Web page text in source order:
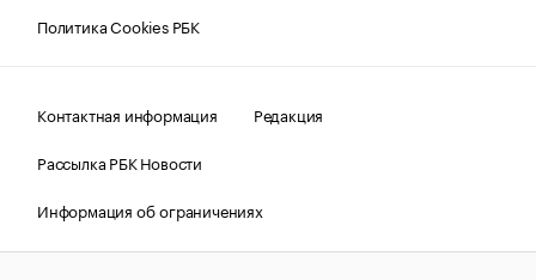
Политика Cookies РБК
Контактная информация
Редакция
Рассылка РБК Новости
Информация об ограничениях
Правовая информация
О соблюдении авторских прав